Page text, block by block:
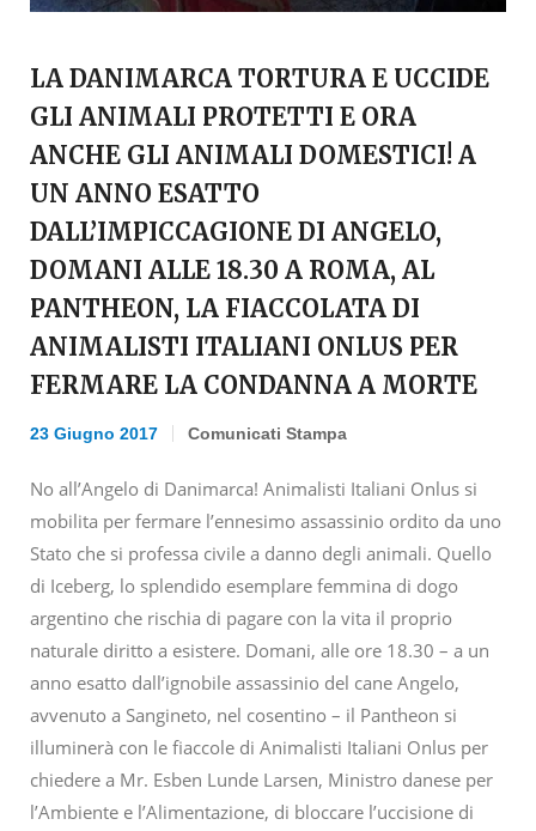
LA DANIMARCA TORTURA E UCCIDE
GLI ANIMALI PROTETTI E ORA
ANCHE GLI ANIMALI DOMESTICI! A
UN ANNO ESATTO
DALL’IMPICCAGIONE DI ANGELO,
DOMANI ALLE 18.30 A ROMA, AL
PANTHEON, LA FIACCOLATA DI
ANIMALISTI ITALIANI ONLUS PER
FERMARE LA CONDANNA A MORTE
23 Giugno 2017 Comunicati Stampa
No all’Angelo di Danimarca! Animalisti Italiani Onlus si
mobilita per fermare l’ennesimo assassinio ordito da uno
Stato che si professa civile a danno degli animali. Quello
di Iceberg, lo splendido esemplare femmina di dogo
argentino che rischia di pagare con la vita il proprio
naturale diritto a esistere. Domani, alle ore 18.30 – a un
anno esatto dall’ignobile assassinio del cane Angelo,
avvenuto a Sangineto, nel cosentino – il Pantheon si
illuminerà con le fiaccole di Animalisti Italiani Onlus per
chiedere a Mr. Esben Lunde Larsen, Ministro danese per
l’Ambiente e l’Alimentazione, di bloccare l’uccisione di